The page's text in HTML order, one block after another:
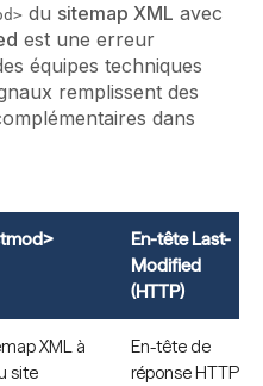
du sitemap XML avec
est une erreur
équipes techniques
remplissent des
dans
En-tête Last-
Modified
(HTTP)
XML à
site
En-tête de
réponse HTTP